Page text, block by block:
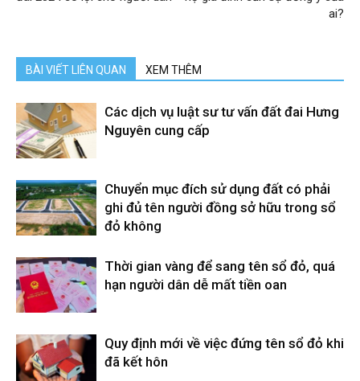
ai?
BÀI VIẾT LIÊN QUAN XEM THÊM
Các dịch vụ luật sư tư vấn đất đai Hưng
Nguyên cung cấp
Chuyển mục đích sử dụng đất có phải
ghi đủ tên người đồng sở hữu trong sổ
đỏ không
Thời gian vàng để sang tên sổ đỏ, quá
hạn người dân dễ mất tiền oan
Quy định mới về việc đứng tên sổ đỏ khi
đã kết hôn